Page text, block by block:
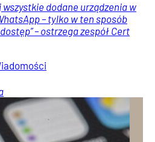
dodane urządzenia w
– tylko w ten sposób
– ostrzega zespół Cert